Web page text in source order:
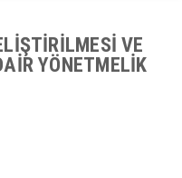
VE
YÖNETMELİK